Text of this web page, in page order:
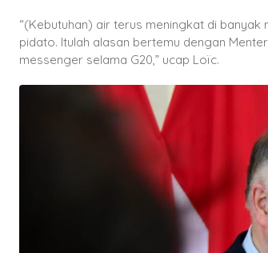
“(Kebutuhan) air terus meningkat di
pidato. Itulah alasan bertemu dengan
messenger selama G20,” ucap Loïc.